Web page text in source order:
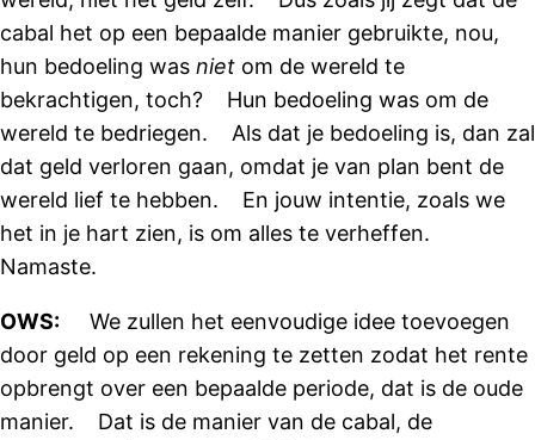
cabal het op een bepaalde manier gebruikte, nou,
hun bedoeling was niet om de wereld te
bekrachtigen, toch? Hun bedoeling was om de
wereld te bedriegen. Als dat je bedoeling is, dan zal
dat geld verloren gaan, omdat je van plan bent de
wereld lief te hebben. En jouw intentie, zoals we
het in je hart zien, is om alles te verheffen.
Namaste.
OWS: We zullen het eenvoudige idee toevoegen
door geld op een rekening te zetten zodat het rente
opbrengt over een bepaalde periode, dat is de oude
manier. Dat is de manier van de cabal, de